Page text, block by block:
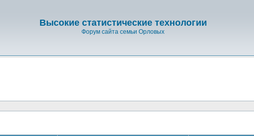
Высокие статистические технологии
Форум сайта семьи Орловых